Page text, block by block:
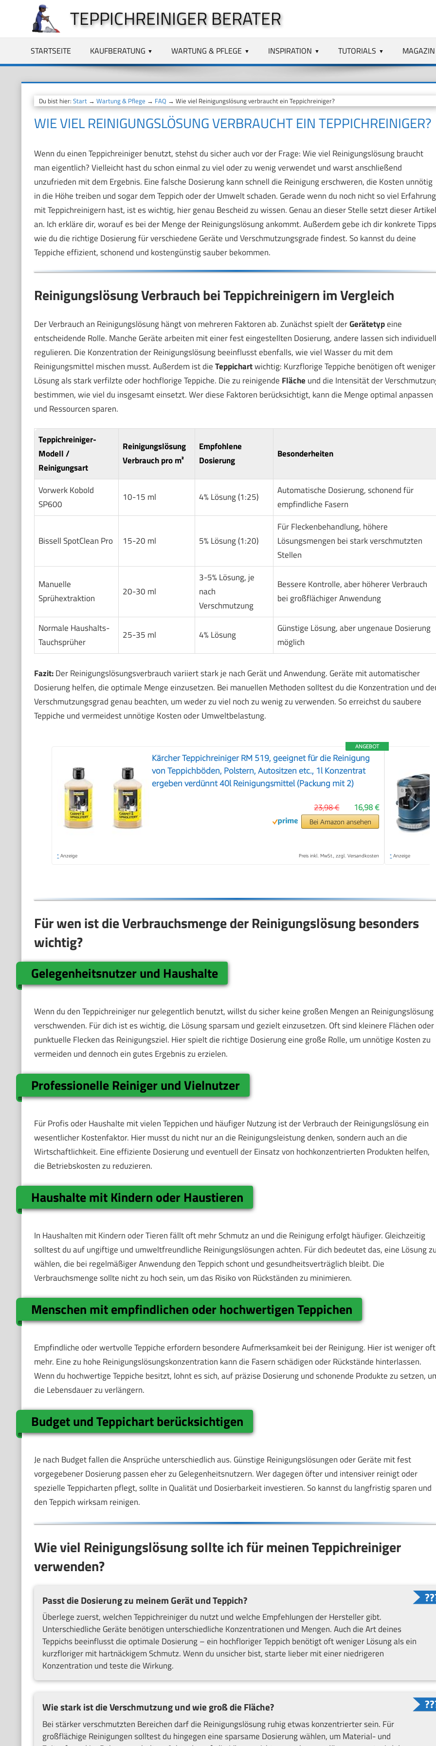
springen
TEPPICHREINIGER BERATER
STARTSEITE KAUFBERATUNG WARTUNG & PFLEGE INSPIRATION TUTORIALS MAGAZIN
Du bist hier: Start→ Wartung & Pflege → FAQ → Wie viel Reinigungslösung verbraucht ein Teppichreiniger?
WIE VIEL REINIGUNGSLÖSUNG VERBRAUCHT EIN TEPPICHREINIGER?
Wenn du einen Teppichreiniger benutzt, stehst du sicher auch vor der Frage: Wie viel Reinigungslösung braucht
man eigentlich? Vielleicht hast du schon einmal zu viel oder zu wenig verwendet und warst anschließend
unzufrieden mit dem Ergebnis. Eine falsche Dosierung kann schnell die Reinigung erschweren, die Kosten unnötig
in die Höhe treiben und sogar dem Teppich oder der Umwelt schaden. Gerade wenn du noch nicht so viel Erfahrung
mit Teppichreinigern hast, ist es wichtig, hier genau Bescheid zu wissen. Genau an dieser Stelle setzt dieser Artikel
an. Ich erkläre dir, worauf es bei der Menge der Reinigungslösung ankommt. Außerdem gebe ich dir konkrete
wie du die richtige Dosierung für verschiedene Geräte und Verschmutzungsgrade findest. So kannst du deine
Teppiche effizient, schonend und kostengünstig sauber bekommen.
Reinigungslösung Verbrauch bei Teppichreinigern im Vergleich
Der Verbrauch an Reinigungslösung hängt von mehreren Faktoren ab. Zunächst spielt derGerätetypeine
entscheidende Rolle. Manche Geräte arbeiten mit einer fest eingestellten Dosierung, andere lassen sich individuell
regulieren. Die Konzentration der Reinigungslösung beeinflusst ebenfalls, wie viel Wasser du mit dem
Reinigungsmittel mischen musst. Außerdem ist dieTeppichartwichtig: Kurzflorige Teppiche benötigen oft weniger
Lösung als stark verfilzte oder hochflorige Teppiche. Die zu reinigende Fläche und die Intensität der
bestimmen, wie viel du insgesamt einsetzt. Wer diese Faktoren berücksichtigt, kann die Menge optimal anpassen
und Ressourcen sparen.
Teppichreiniger-
Modell /
Reinigungsart
Reinigungslösung
Verbrauch pro m²
Empfohlene
Dosierung
Besonderheiten
Vorwerk Kobold
SP600
10-15 ml 4% Lösung (1:25)
Automatische Dosierung, schonend für
empfindliche Fasern
Bissell SpotClean Pro 15-20 ml 5% Lösung (1:20)
Für Fleckenbehandlung, höhere
Lösungsmengen bei stark verschmutzten
Stellen
Manuelle
Sprühextraktion
20-30 ml
3-5% Lösung, je
nach
Verschmutzung
Bessere Kontrolle, aber höherer Verbrauch
bei großflächiger Anwendung
Normale Haushalts-
Tauchsprüher
25-35 ml 4% Lösung
Günstige Lösung, aber ungenaue Dosierung
möglich
Fazit:Der Reinigungslösungsverbrauch variiert stark je nach Gerät und Anwendung. Geräte mit automatischer
Dosierung helfen, die optimale Menge einzusetzen. Bei manuellen Methoden solltest du die Konzentration und
Verschmutzungsgrad genau beachten, um weder zu viel noch zu wenig zu verwenden. So erreichst du saubere
Teppiche und vermeidest unnötige Kosten oder Umweltbelastung.
ANGEBOT
Kärcher Teppichreiniger RM 519, geeignet für die Reinigung
von Teppichböden, Polstern, Autositzen etc., 1l Konzentrat
ergeben verdünnt 40l Reinigungsmittel (Packung mit 2)
16,98 €
23,98 €
Bei Amazon ansehen
* Anzeige Preis inkl. MwSt., zzgl. Versandkosten * Anzeige
❯
Für wen ist die Verbrauchsmenge der Reinigungslösung besonders
wichtig?
Gelegenheitsnutzer und Haushalte
Wenn du den Teppichreiniger nur gelegentlich benutzt, willst du sicher keine großen Mengen an Reinigungslösung
verschwenden. Für dich ist es wichtig, die Lösung sparsam und gezielt einzusetzen. Oft sind kleinere Flächen oder
punktuelle Flecken das Reinigungsziel. Hier spielt die richtige Dosierung eine große Rolle, um unnötige Kosten zu
vermeiden und dennoch ein gutes Ergebnis zu erzielen.
Professionelle Reiniger und Vielnutzer
Für Profis oder Haushalte mit vielen Teppichen und häufiger Nutzung ist der Verbrauch der Reinigungslösung ein
wesentlicher Kostenfaktor. Hier musst du nicht nur an die Reinigungsleistung denken, sondern auch an die
Wirtschaftlichkeit. Eine effiziente Dosierung und eventuell der Einsatz von hochkonzentrierten Produkten helfen,
die Betriebskosten zu reduzieren.
Haushalte mit Kindern oder Haustieren
In Haushalten mit Kindern oder Tieren fällt oft mehr Schmutz an und die Reinigung erfolgt häufiger. Gleichzeitig
solltest du auf ungiftige und umweltfreundliche Reinigungslösungen achten. Für dich bedeutet das, eine Lösung
wählen, die bei regelmäßiger Anwendung den Teppich schont und gesundheitsverträglich bleibt. Die
Verbrauchsmenge sollte nicht zu hoch sein, um das Risiko von Rückständen zu minimieren.
Menschen mit empfindlichen oder hochwertigen Teppichen
Empfindliche oder wertvolle Teppiche erfordern besondere Aufmerksamkeit bei der Reinigung. Hier ist weniger oft
mehr. Eine zu hohe Reinigungslösungskonzentration kann die Fasern schädigen oder Rückstände hinterlassen.
Wenn du hochwertige Teppiche besitzt, lohnt es sich, auf präzise Dosierung und schonende Produkte zu setzen,
die Lebensdauer zu verlängern.
Budget und Teppichart berücksichtigen
Je nach Budget fallen die Ansprüche unterschiedlich aus. Günstige Reinigungslösungen oder Geräte mit fest
vorgegebener Dosierung passen eher zu Gelegenheitsnutzern. Wer dagegen öfter und intensiver reinigt oder
spezielle Teppicharten pflegt, sollte in Qualität und Dosierbarkeit investieren. So kannst du langfristig sparen und
den Teppich wirksam reinigen.
Wie viel Reinigungslösung sollte ich für meinen Teppichreiniger
verwenden?
Passt die Dosierung zu meinem Gerät und Teppich?
Überlege zuerst, welchen Teppichreiniger du nutzt und welche Empfehlungen der Hersteller gibt.
Unterschiedliche Geräte benötigen unterschiedliche Konzentrationen und Mengen. Auch die Art deines
Teppichs beeinflusst die optimale Dosierung – ein hochfloriger Teppich benötigt oft weniger Lösung als ein
kurzfloriger mit hartnäckigem Schmutz. Wenn du unsicher bist, starte lieber mit einer niedrigeren
Konzentration und teste die Wirkung.
Wie stark ist die Verschmutzung und wie groß die Fläche?
Bei stärker verschmutzten Bereichen darf die Reinigungslösung ruhig etwas konzentrierter sein. Für
großflächige Reinigungen solltest du hingegen eine sparsame Dosierung wählen, um Material- und